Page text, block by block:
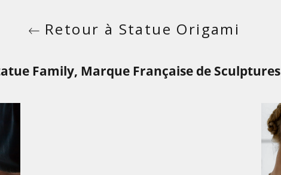
Retour à Statue Origami
Family, Marque Française de Sculptures